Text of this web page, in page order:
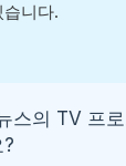
니다.
스의 TV 프